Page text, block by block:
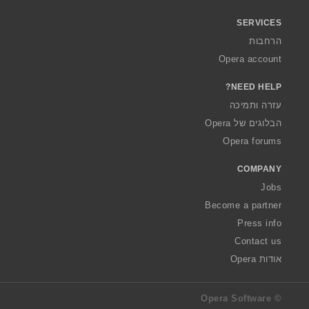
SERVICES
הרחבות
Opera account
NEED HELP?
עזרה ותמיכה
הבלוגים של Opera
Opera forums
COMPANY
Jobs
Become a partner
Press info
Contact us
אודות Opera
© Opera Software